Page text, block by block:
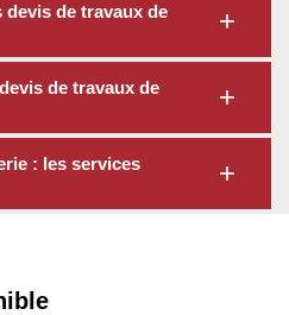
de travaux de
de travaux de
: les services